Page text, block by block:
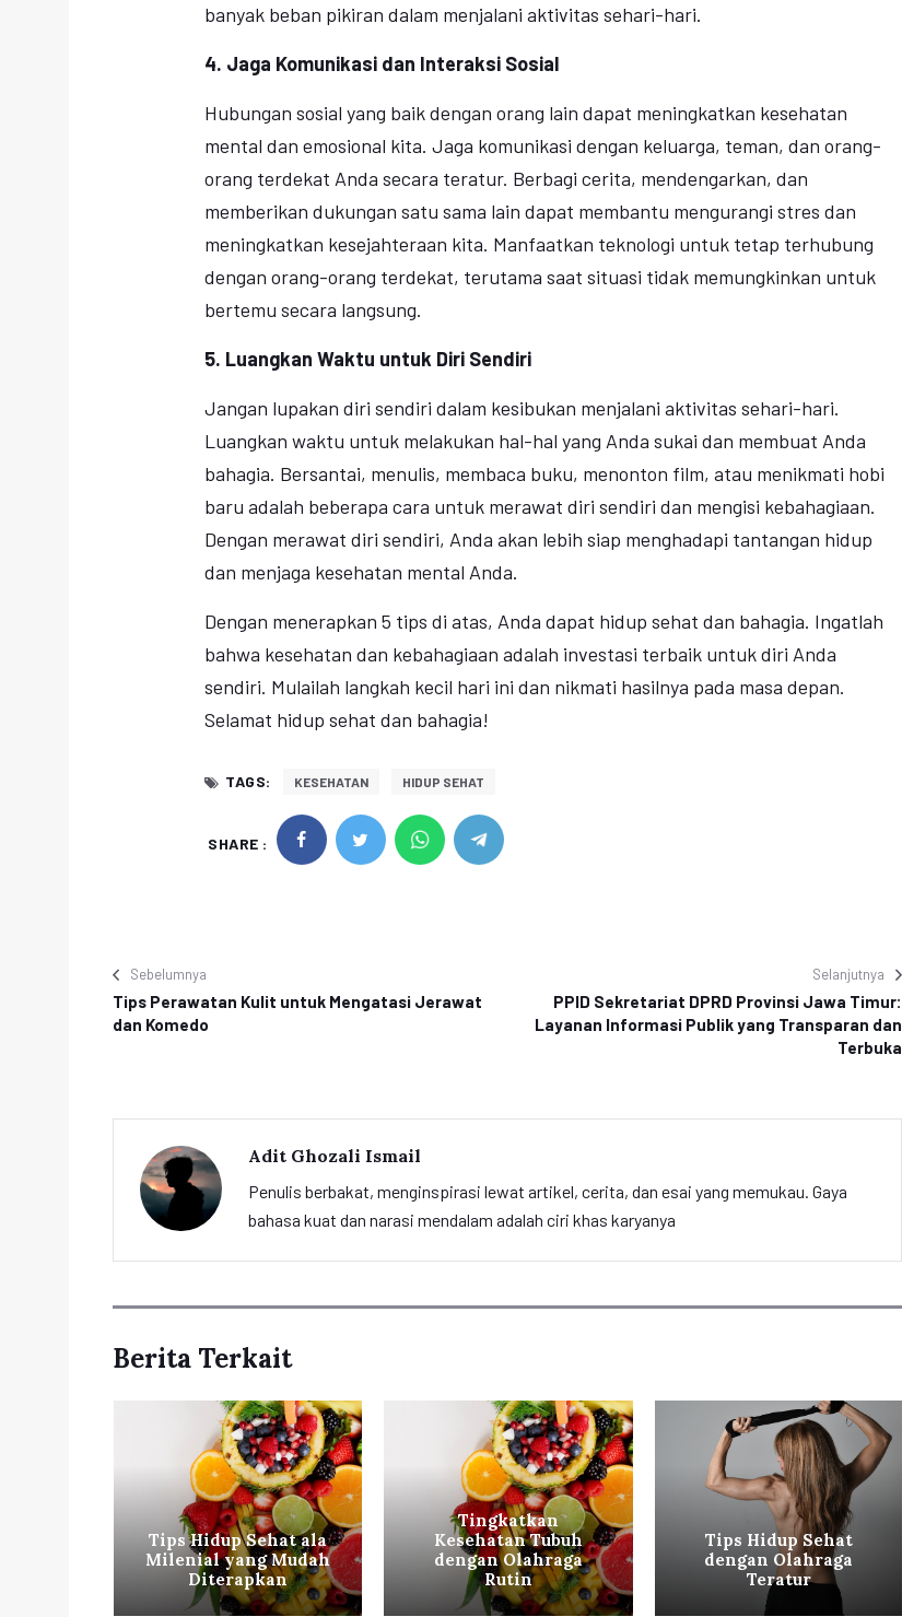
banyak beban pikiran dalam menjalani aktivitas sehari-hari.
4. Jaga Komunikasi dan Interaksi Sosial
Hubungan sosial yang baik dengan orang lain dapat meningkatkan kesehatan
mental dan emosional kita. Jaga komunikasi dengan keluarga, teman, dan orang-
orang terdekat Anda secara teratur. Berbagi cerita, mendengarkan, dan
memberikan dukungan satu sama lain dapat membantu mengurangi stres dan
meningkatkan kesejahteraan kita. Manfaatkan teknologi untuk tetap terhubung
dengan orang-orang terdekat, terutama saat situasi tidak memungkinkan untuk
bertemu secara langsung.
5. Luangkan Waktu untuk Diri Sendiri
Jangan lupakan diri sendiri dalam kesibukan menjalani aktivitas sehari-hari.
Luangkan waktu untuk melakukan hal-hal yang Anda sukai dan membuat Anda
bahagia. Bersantai, menulis, membaca buku, menonton film, atau menikmati hobi
baru adalah beberapa cara untuk merawat diri sendiri dan mengisi kebahagiaan.
Dengan merawat diri sendiri, Anda akan lebih siap menghadapi tantangan hidup
dan menjaga kesehatan mental Anda.
Dengan menerapkan 5 tips di atas, Anda dapat hidup sehat dan bahagia. Ingatlah
bahwa kesehatan dan kebahagiaan adalah investasi terbaik untuk diri Anda
sendiri. Mulailah langkah kecil hari ini dan nikmati hasilnya pada masa depan.
Selamat hidup sehat dan bahagia!
TAGS: KESEHATAN HIDUP SEHAT
SHARE :
Sebelumnya
Tips Perawatan Kulit untuk Mengatasi Jerawat
dan Komedo
Selanjutnya
PPID Sekretariat DPRD Provinsi Jawa Timur:
Layanan Informasi Publik yang Transparan dan
Terbuka
Adit Ghozali Ismail
Penulis berbakat, menginspirasi lewat artikel, cerita, dan esai yang memukau. Gaya
bahasa kuat dan narasi mendalam adalah ciri khas karyanya
Berita Terkait
Tips Hidup Sehat ala
Milenial yang Mudah
Diterapkan
Tingkatkan
Kesehatan Tubuh
dengan Olahraga
Rutin
Tips Hidup Sehat
dengan Olahraga
Teratur